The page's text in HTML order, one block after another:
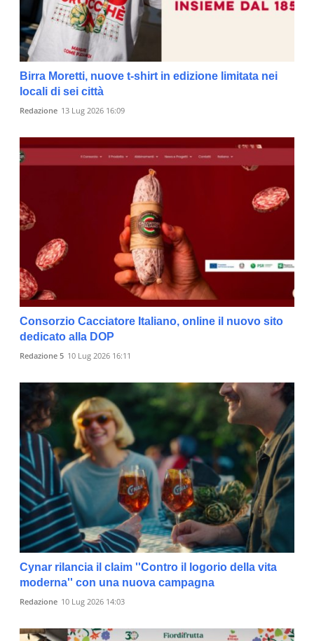
Birra Moretti, nuove t-shirt in edizione limitata nei
locali di sei città
Redazione 13 Lug 2026 16:09
Consorzio Cacciatore Italiano, online il nuovo sito
dedicato alla DOP
Redazione 5 10 Lug 2026 16:11
Cynar rilancia il claim ''Contro il logorio della vita
moderna'' con una nuova campagna
Redazione 10 Lug 2026 14:03